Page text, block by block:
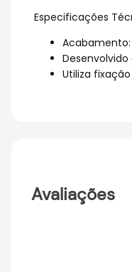
Especificações
Acabamento:
Desenvolvido
Utiliza
Avaliações